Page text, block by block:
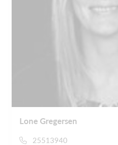
Lone Gregersen
25513940